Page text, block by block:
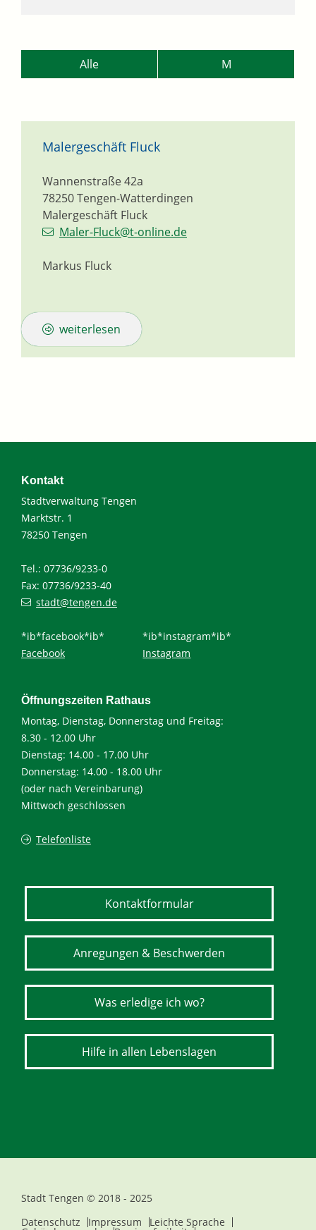
Alle M
Malergeschäft Fluck
Malergeschäft Fluck
Wannenstraße 42a
78250Tengen-Watterdingen
Maler-Fluck@t-online.de
Markus Fluck
weiterlesen
Kontakt
Stadtverwaltung Tengen
Marktstr. 1
78250 Tengen
Tel.: 07736/9233-0
Fax: 07736/9233-40
stadt@tengen.de
*ib*facebook*ib*
Facebook
*ib*instagram*ib*
Instagram
Öffnungszeiten Rathaus
Montag, Dienstag, Donnerstag und Freitag:
8.30 - 12.00 Uhr
Dienstag: 14.00 - 17.00 Uhr
Donnerstag: 14.00 - 18.00 Uhr
(oder nach Vereinbarung)
Mittwoch geschlossen
Telefonliste
Kontaktformular
Anregungen & Beschwerden
Was erledige ich wo?
Hilfe in allen Lebenslagen
Stadt Tengen © 2018 - 2025
Datenschutz
Impressum Leichte Sprache